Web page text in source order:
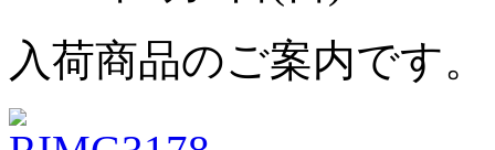
入荷商品のご案内です。